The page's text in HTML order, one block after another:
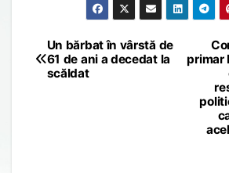
Post
navigation
primar
Un bărbat în vârstă de
61 de ani a decedat la
scăldat